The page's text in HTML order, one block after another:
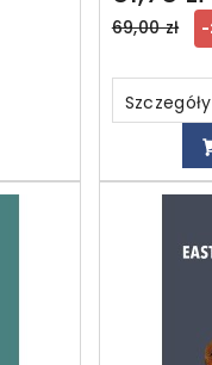
Regular
69,00 zł -
Szczegóły